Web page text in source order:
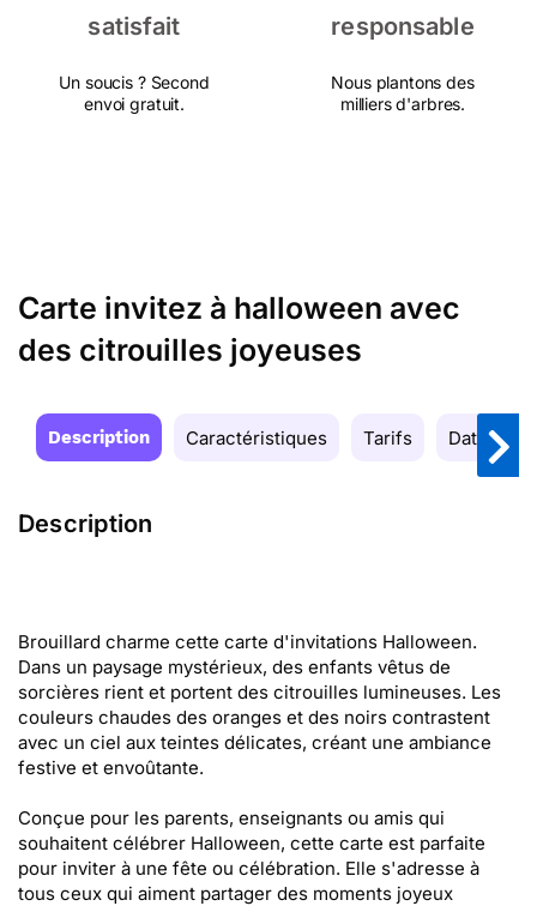
satisfait
Un soucis ? Second
envoi gratuit.
responsable
Nous plantons des
milliers d'arbres.
Carte invitez à halloween avec
des citrouilles joyeuses
Description Caractéristiques Tarifs Date de
Description
Brouillard charme cette carte d'invitations Halloween.
Dans un paysage mystérieux, des enfants vêtus de
sorcières rient et portent des citrouilles lumineuses. Les
couleurs chaudes des oranges et des noirs contrastent
avec un ciel aux teintes délicates, créant une ambiance
festive et envoûtante.
Conçue pour les parents, enseignants ou amis qui
souhaitent célébrer Halloween, cette carte est parfaite
pour inviter à une fête ou célébration. Elle s'adresse à
tous ceux qui aiment partager des moments joyeux